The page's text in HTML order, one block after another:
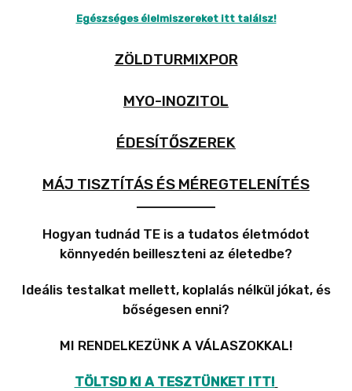
Egészséges élelmiszereket itt találsz!
ZÖLDTURMIXPOR
MYO-INOZITOL
ÉDESÍTŐSZEREK
MÁJ TISZTÍTÁS ÉS MÉREGTELENÍTÉS
Hogyan tudnád TE is a tudatos életmódot
könnyedén beilleszteni az életedbe?
Ideális testalkat mellett, koplalás nélkül jókat, és
bőségesen enni?
MI RENDELKEZÜNK A VÁLASZOKKAL!
TÖLTSD KI A TESZTÜNKET ITT!